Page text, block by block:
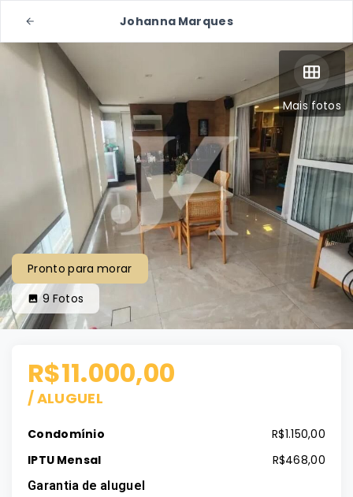
Johanna Marques
Mais fotos
Pronto para morar
9 Fotos
R$11.000,00
/ALUGUEL
Condomínio
R$1.150,00
IPTU Mensal
R$468,00
Garantia de aluguel